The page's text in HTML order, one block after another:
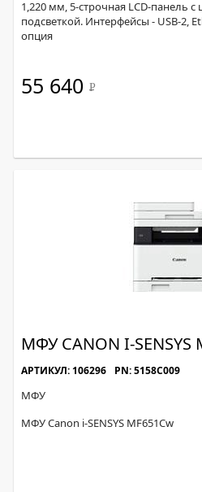
1,220 мм, 5-строчная LCD-панель
подсветкой. Интерфейсы - USB-2,
опция
55 640 Р
МФУ CANON I-SENSYS
АРТИКУЛ: 106296 PN: 5158C009
МФУ
МФУ Canon i-SENSYS MF651Cw